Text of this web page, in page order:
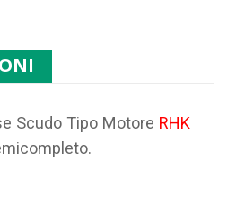
Scudo Tipo Motore RHK